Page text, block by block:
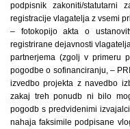
podpisnik zakoniti/statutarni
registracije vlagatelja z vsemi
– fotokopijo akta o
registrirane dejavnosti
partnerjema (zgolj v primeru
pogodbe o sofinanciranju, –
izvedbo projekta z navedbo
zakaj treh ponudb ni bilo
pogodb s predvidenimi
nahaja faksimile podpisane